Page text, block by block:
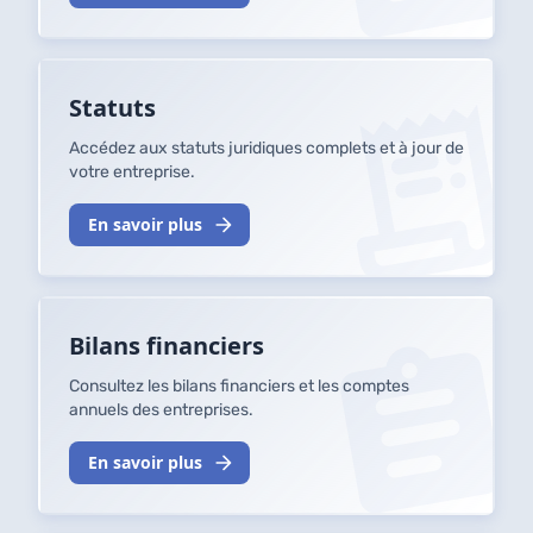
Statuts
Accédez aux statuts juridiques complets et à jour de
votre entreprise.
En savoir plus
Bilans financiers
Consultez les bilans financiers et les comptes
annuels des entreprises.
En savoir plus